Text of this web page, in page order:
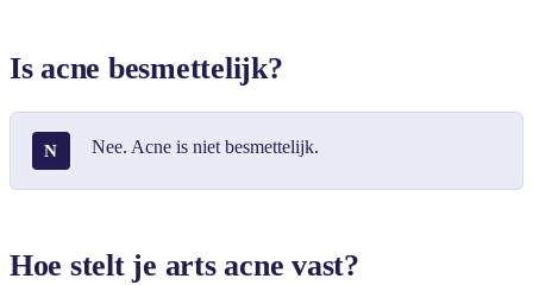
Is acne besmettelijk?
N Nee. Acne is niet besmettelijk.
Hoe stelt je arts acne vast?